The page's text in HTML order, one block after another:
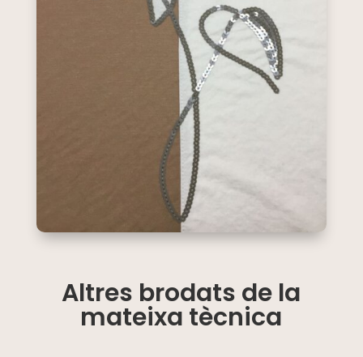
Altres brodats de la
mateixa tècnica